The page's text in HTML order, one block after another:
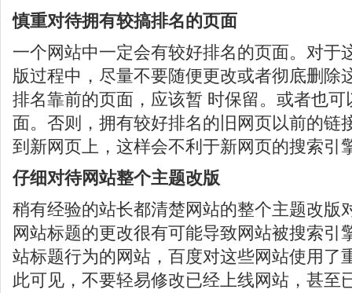
慎重对待拥有较搞排名的页面
一个网站中一定会有较好排名的页面。对于
版过程中，尽量不要随便更改或者彻底删除
排名靠前的页面，应该暂 时保留。或者也
面。否则，拥有较好排名的旧网页以前的链
到新网页上，这样会不利于新网页的搜索引
仔细对待网站整个主题改版
稍有经验的站长都清楚网站的整个主题改版
网站标题的更改很有可能导致网站被搜索引
站标题行为的网站，百度对这些网站使用了
此可见，不要轻易修改已经上线网站，甚至